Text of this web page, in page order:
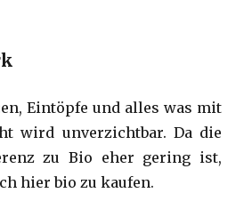
Eintöpfe und alles was mit
wird unverzichtbar. Da die
zu Bio eher gering ist,
hier bio zu kaufen.